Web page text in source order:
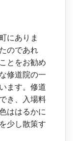
にありま
のであれ
とを­お勧め
修道院の­一
ます。修道
き、入場料
ははるかに
少し散策す